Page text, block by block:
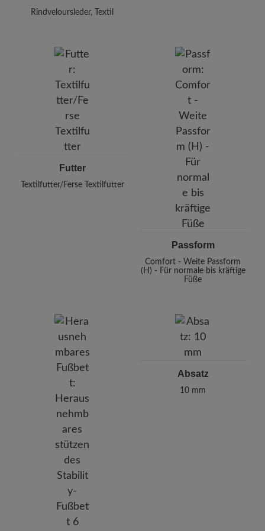
Rindveloursleder, Textil
Futter
Textilfutter/Ferse Textilfutter
Passform
Comfort - Weite Passform
(H) - Für normale bis kräftige
Füße
Absatz
10 mm